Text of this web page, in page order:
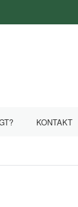
KONTAKT